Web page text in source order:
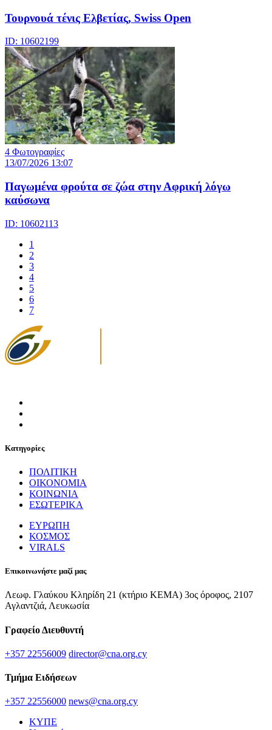
Τουρνουά τένις Ελβετίας, Swiss Open
ID: 10602199
4 Φωτογραφίες
13/07/2026 13:07
Παγωμένα φρούτα σε ζώα στην Αφρική λόγω
καύσωνα
ID: 10602113
1
2
3
4
5
6
7
Κατηγορίες
ΠΟΛΙΤΙΚΗ
ΟΙΚΟΝΟΜΙΑ
ΚΟΙΝΩΝΙΑ
ΕΣΩΤΕΡΙΚΑ
ΕΥΡΩΠΗ
ΚΟΣΜΟΣ
VIRALS
Επικοινωνήστε μαζί μας
Λεωφ. Γλαύκου Κληρίδη 21 (κτήριο ΚΕΜΑ) 3ος όροφος, 2107
Αγλαντζιά, Λευκωσία
Γραφείο Διευθυντή
+357 22556009 director@cna.org.cy
Τμήμα Ειδήσεων
+357 22556000 news@cna.org.cy
ΚΥΠΕ